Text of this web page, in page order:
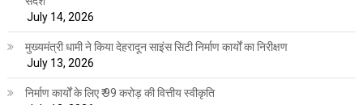
July 14, 2026
मुख्यमंत्री धामी ने किया देहरादून साइंस सिटी निर्माण कार्यों का निरीक्षण
July 13, 2026
निर्माण कार्यों के लिए ₹ 99 करोड़ की वित्तीय स्वीकृति